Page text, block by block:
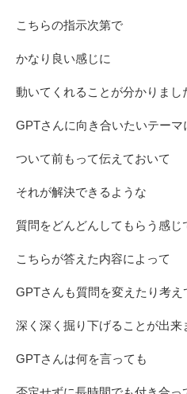
こちらの指示次第で
かなり良い感じに
動いてくれることが分かりまし
GPTさんに向き合いたいテーマ
ついて前もって伝えておいて
それが解決できるような
質問をどんどんしてもらう感じ
こちらが答えた内容によって
GPTさんも質問を変えたり考え
深く深く掘り下げることが出来
GPTさんは何を言っても